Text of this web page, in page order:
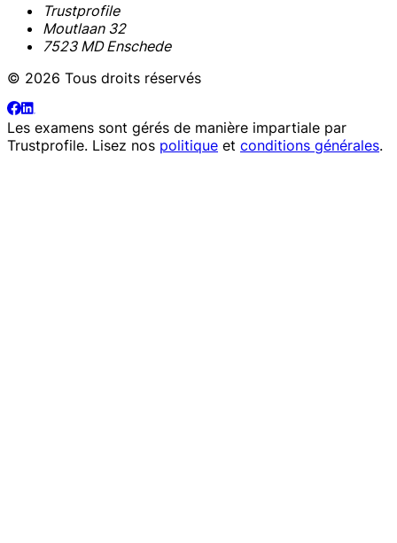
Trustprofile
Moutlaan 32
7523 MD Enschede
© 2026 Tous droits réservés
Les examens sont gérés de manière impartiale par
Trustprofile. Lisez nos politique et conditions générales.